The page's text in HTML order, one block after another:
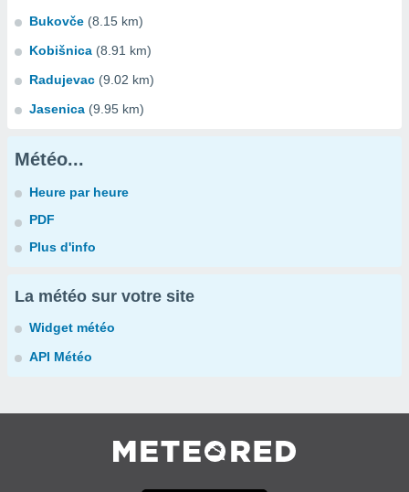
Bukovče (8.15 km)
Kobišnica (8.91 km)
Radujevac (9.02 km)
Jasenica (9.95 km)
Météo...
Heure par heure
PDF
Plus d'info
La météo sur votre site
Widget météo
API Météo